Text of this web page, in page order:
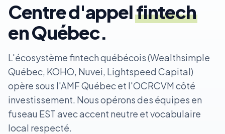
Centre d'appelfintech
en Québec.
L'écosystème fintech québécois (Wealthsimple
Québec, KOHO, Nuvei, Lightspeed Capital)
opère sous l'AMF Québec et l'OCRCVM côté
investissement. Nous opérons des équipes en
fuseau EST avec accent neutre et vocabulaire
local respecté.